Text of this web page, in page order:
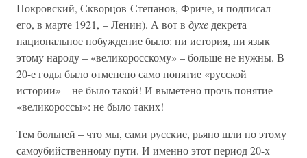
Покровский, Скворцов-Степанов, Фриче, и подписал
его, в марте 1921, – Ленин). А вот в духе декрета
национальное побуждение было: ни история, ни язык
этому народу – «великоросскому» – больше не нужны. В
20-е годы было отменено само понятие «русской
истории» – не было такой! И выметено прочь понятие
«великороссы»: не было таких!
Тем больней – что мы, сами русские, рьяно шли по этому
самоубийственному пути. И именно этот период 20-х